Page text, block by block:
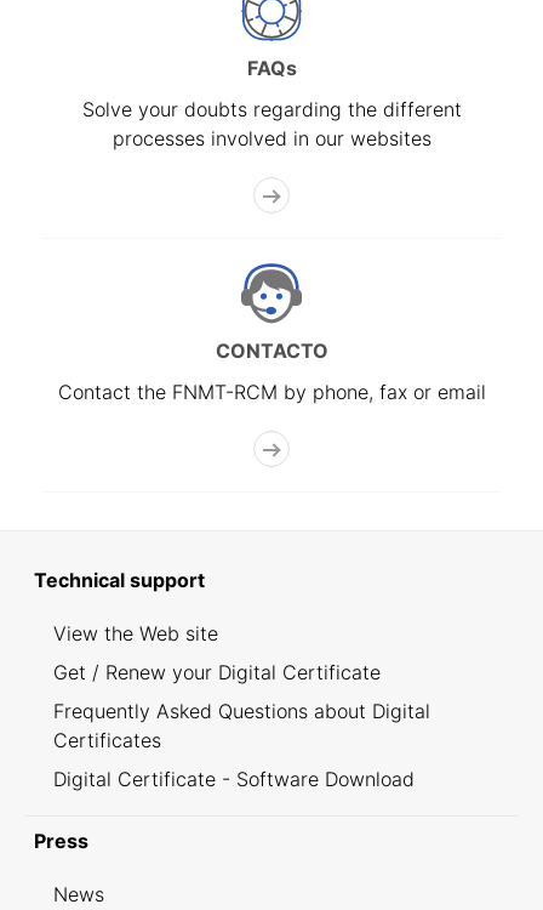
FAQs
Solve your doubts regarding the different
processes involved in our websites
CONTACTO
Contact the FNMT-RCM by phone, fax or email
Technical support
View the Web site
Get / Renew your Digital Certificate
Frequently Asked Questions about Digital
Certificates
Digital Certificate - Software Download
Press
News